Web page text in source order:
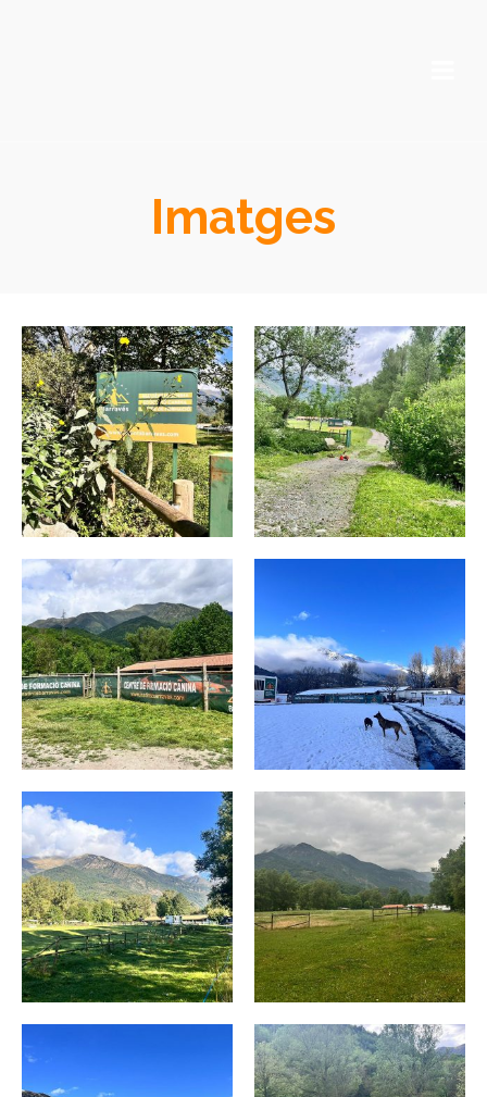
Imatges